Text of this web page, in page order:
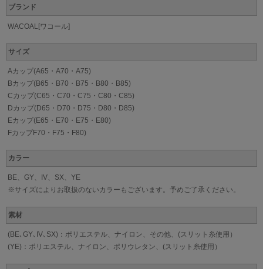
ブランド
WACOAL[ワコール]
サイズ
Aカップ(A65・A70・A75)
Bカップ(B65・B70・B75・B80・B85)
Cカップ(C65・C70・C75・C80・C85)
Dカップ(D65・D70・D75・D80・D85)
Eカップ(E65・E70・E75・E80)
FカップF70・F75・F80)
カラー
BE、GY、IV、SX、YE
※サイズによりお取扱のないカラーもございます。予めご了承ください。
素材
(BE､GY､IV､SX)：ポリエステル、ナイロン、その他、(スリット糸使用）
(YE)：ポリエステル、ナイロン、ポリウレタン、(スリット糸使用）